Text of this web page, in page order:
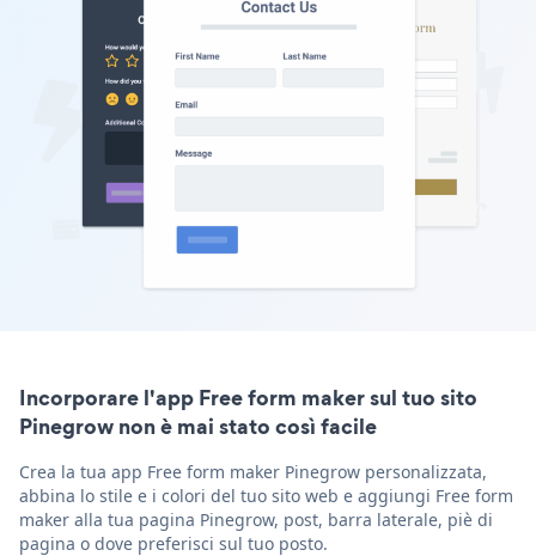
Incorporare l'app Free form maker sul tuo sito
Pinegrow non è mai stato così facile
Crea la tua app Free form maker Pinegrow personalizzata,
abbina lo stile e i colori del tuo sito web e aggiungi Free form
maker alla tua pagina Pinegrow, post, barra laterale, piè di
pagina o dove preferisci sul tuo posto.